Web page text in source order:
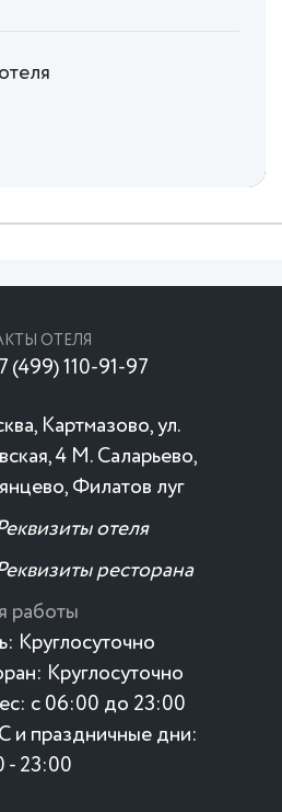
ОТЕЛЯ
(499) 110-91-97
Картмазово, ул.
4 М. Саларьево,
Филатов луг
отеля
ресторана
работы
Круглосуточно
Круглосуточно
с 06:00 до 23:00
и праздничные дни:
- 23:00